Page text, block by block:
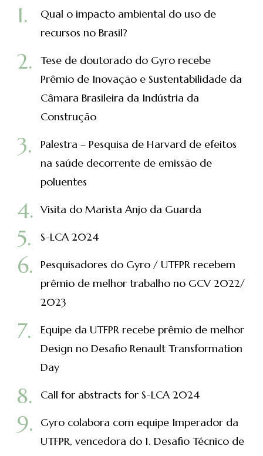
Qual o impacto ambiental do uso de
recursos no Brasil?
Tese de doutorado do Gyro recebe
Prêmio de Inovação e Sustentabilidade da
Câmara Brasileira da Indústria da
Construção
Palestra – Pesquisa de Harvard de efeitos
na saúde decorrente de emissão de
poluentes
Visita do Marista Anjo da Guarda
S-LCA 2024
Pesquisadores do Gyro / UTFPR recebem
prêmio de melhor trabalho no GCV 2022/
2023
Equipe da UTFPR recebe prêmio de melhor
Design no Desafio Renault Transformation
Day
Call for abstracts for S-LCA 2024
Gyro colabora com equipe Imperador da
UTFPR, vencedora do 1. Desafio Técnico de